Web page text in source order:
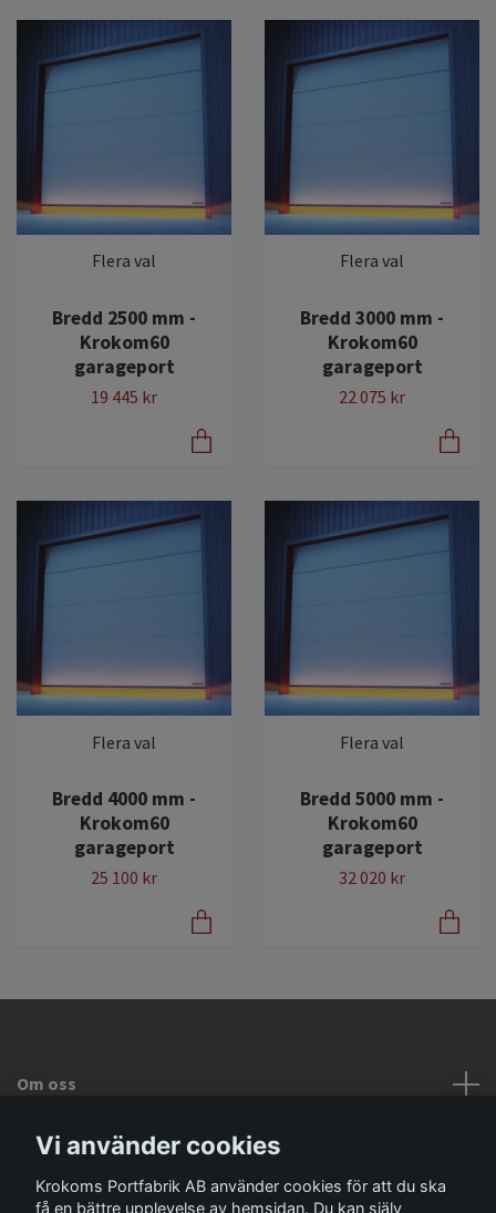
Flera val
Bredd 2500 mm -
Krokom60
garageport
19 445 kr
Flera val
Bredd 3000 mm -
Krokom60
garageport
22 075 kr
Flera val
Bredd 4000 mm -
Krokom60
garageport
25 100 kr
Flera val
Bredd 5000 mm -
Krokom60
garageport
32 020 kr
Om oss
Kontakta oss
Vi använder cookies
Krokoms Portfabrik AB använder cookies för att du ska
få en bättre upplevelse av hemsidan. Du kan själv